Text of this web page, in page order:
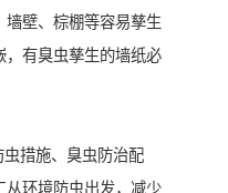
墙壁、棕棚等容易孳生
，有臭虫孳生的墙纸必
措施、臭虫防治配
从环境防虫出发，减少